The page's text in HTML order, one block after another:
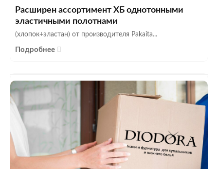
Расширен ассортимент ХБ однотонными
эластичными полотнами
(хлопок+эластан) от производителя Pakaita...
Подробнее